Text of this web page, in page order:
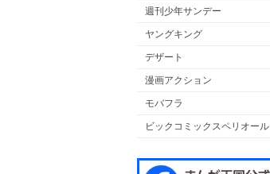
週刊少年サンデー
ヤングキング
デザート
漫画アクション
モバフラ
ビックコミックスペリオール